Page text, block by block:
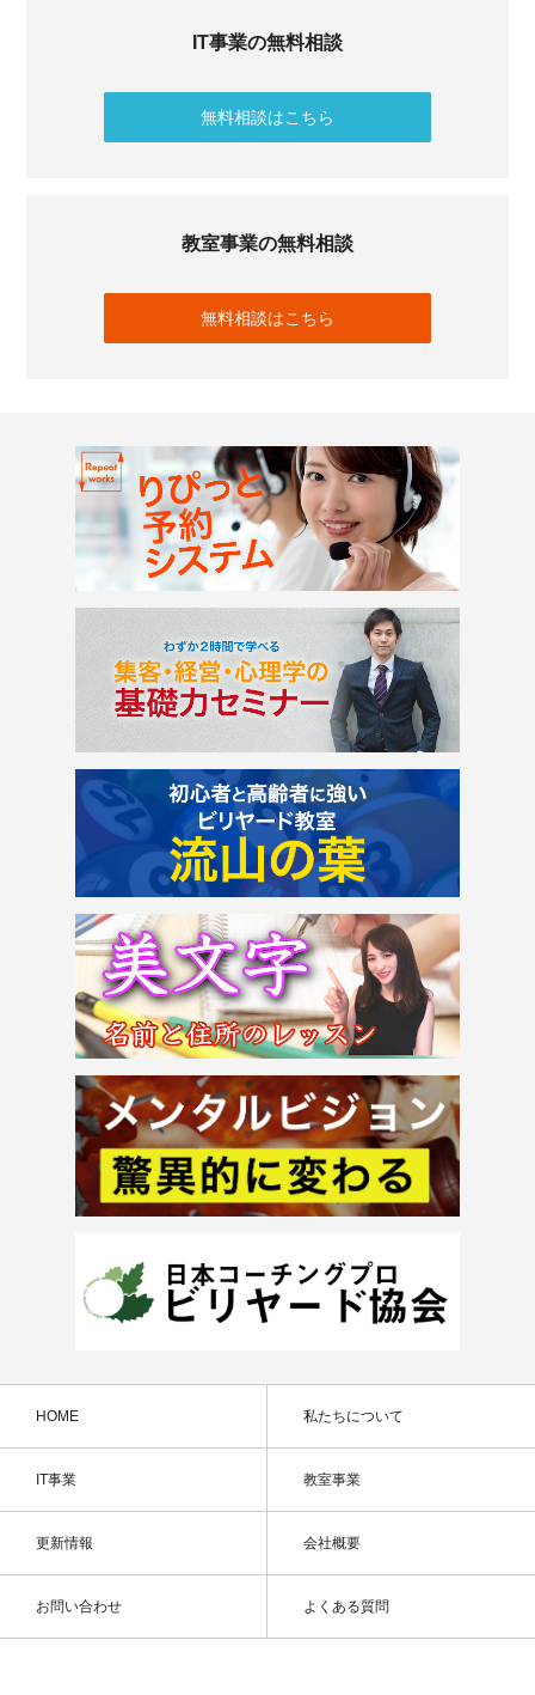
IT事業の無料相談
無料相談はこちら
教室事業の無料相談
無料相談はこちら
HOME 私たちについて
IT事業 教室事業
更新情報 会社概要
お問い合わせ よくある質問